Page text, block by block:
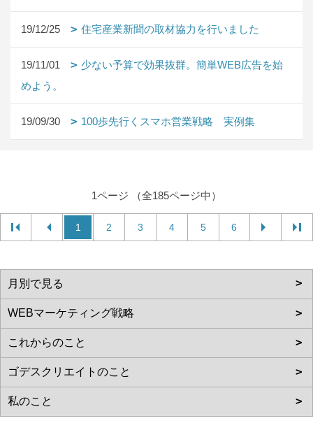
19/12/25 住宅産業新聞の取材協力を行いました
19/11/01
少ない予算で効果抜群。簡単WEB広告を始
めよう。
19/09/30 100歩先行くスマホ営業戦略 実例集
1ページ （全185ページ中）
1 2 3 4 5 6